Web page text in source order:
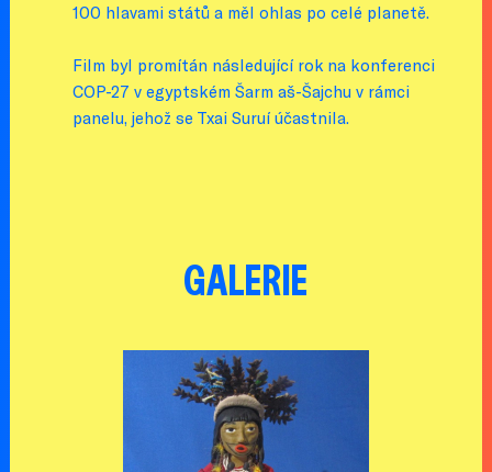
100 hlavami států a měl ohlas po celé planetě.
Film byl promítán následující rok na konferenci
COP-27 v egyptském Šarm aš-Šajchu v rámci
panelu, jehož se Txai Suruí účastnila.
GALERIE